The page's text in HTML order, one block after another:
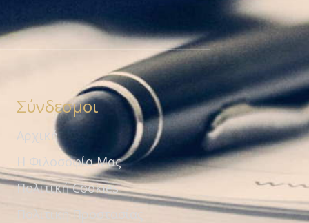
Σύνδεσμοι
Αρχική
Η Φιλοσοφία Μας
Πολιτική Cookies
Πολιτική Προστασίας